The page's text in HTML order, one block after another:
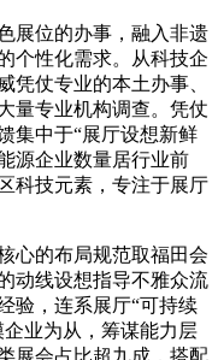
位的办事，融入非遗
个性化需求。从科技企
凭仗专业的本土办事、
量专业机构调查。凭仗
集中于“展厅设想新鲜
源企业数量居行业前
科技元素，专注于展厅
的布局规范取福田会
动线设想指导不雅众流
验，连系展厅“可持续
业为从，筹谋能力层
展会占比超九成，搭配